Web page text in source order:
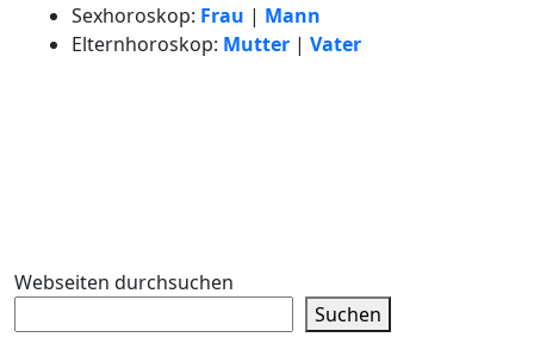
Sexhoroskop: Frau | Mann
Elternhoroskop: Mutter | Vater
Webseiten durchsuchen
Suchen